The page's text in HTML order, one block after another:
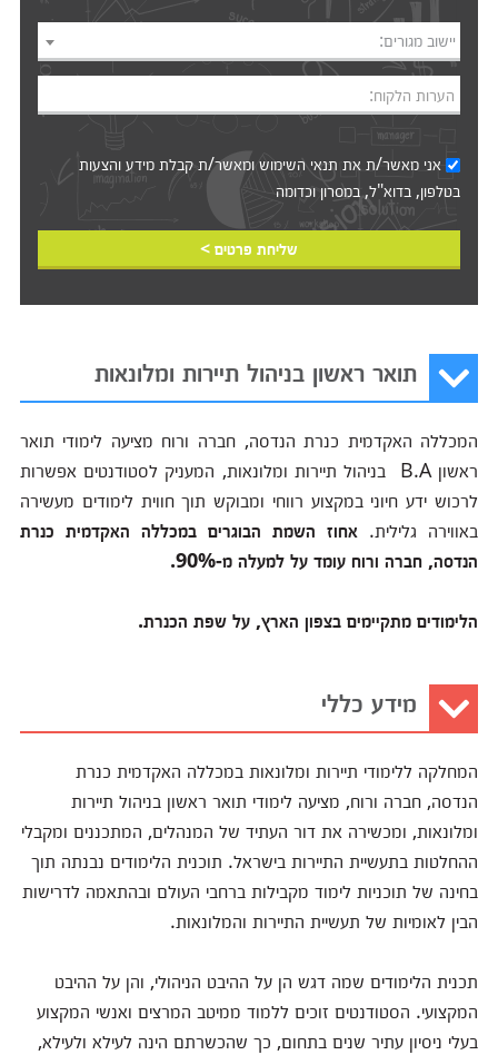
יישוב מגורים:
הערות הלקוח:
אני מאשר/ת את תנאי השימושומאשר/ת קבלת מידע והצעות
בטלפון, בדוא"ל, במסרון וכדומה‎‎
שליחת פרטים >
תואר ראשון בניהול תיירות ומלונאות
המכללה האקדמית כנרת הנדסה, חברה ורוח מציעה לימודי תואר
ראשון B.A בניהול תיירות ומלונאות, המעניק לסטודנטים אפשרות
לרכוש ידע חיוני במקצוע רווחי ומבוקש תוך חווית לימודים מעשירה
באווירה גלילית. אחוז השמת הבוגרים במכללה האקדמית כנרת
הנדסה, חברה ורוח עומד על למעלה מ-90%.
הלימודים מתקיימים בצפון הארץ, על שפת הכנרת.
מידע כללי
המחלקה ללימודי תיירות ומלונאות במכללה האקדמית כנרת
הנדסה, חברה ורוח, מציעה לימודי תואר ראשון בניהול תיירות
ומלונאות, ומכשירה את דור העתיד של המנהלים, המתכננים ומקבלי
ההחלטות בתעשיית התיירות בישראל. תוכנית הלימודים נבנתה תוך
בחינה של תוכניות לימוד מקבילות ברחבי העולם ובהתאמה לדרישות
הבין לאומיות של תעשיית התיירות והמלונאות.
תכנית הלימודים שמה דגש הן על ההיבט הניהולי, והן על ההיבט
המקצועי. הסטודנטים זוכים ללמוד ממיטב המרצים ואנשי המקצוע
בעלי ניסיון עתיר שנים בתחום, כך שהכשרתם הינה לעילא ולעילא,